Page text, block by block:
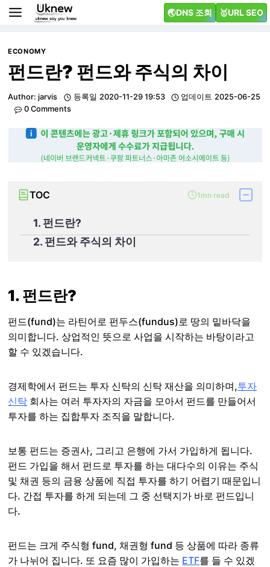
Skip
🌏DNS 조회 🥇URL SEO
ECONOMY
펀드란? 펀드와 주식의 차이
Author: jarvis 등록일 2020-11-29 19:53 업데이트 2025-06-25
0 Comments
TOC 1mn read
1. 펀드란?
2. 펀드와 주식의 차이
1. 펀드란?
펀드(fund)는 라틴어로 펀두스(fundus)로 땅의 밑바닥을
의미합니다. 상업적인 뜻으로 사업을 시작하는 바탕이라고
할 수 있겠습니다.
경제학에서 펀드는 투자 신탁의 신탁 재산을 의미하며,투자
신탁 회사는 여러 투자자의 자금을 모아서 펀드를 만들어서
투자를 하는 집합투자 조직을 말합니다.
보통 펀드는 증권사, 그리고 은행에 가서 가입하게 됩니다.
펀드 가입을 해서 펀드로 투자를 하는 대다수의 이유는 주식
및 채권 등의 금융 상품에 직접 투자를 하기 어렵기 때문입니
다. 간접 투자를 하게 되는데 그 중 선택지가 바로 펀드입니
다.
펀드는 크게 주식형 fund, 채권형 fund 등 상품에 따라 종류
가 나뉘어 집니다. 또 요즘 많이 가입하는 ETF를 들 수 있겠